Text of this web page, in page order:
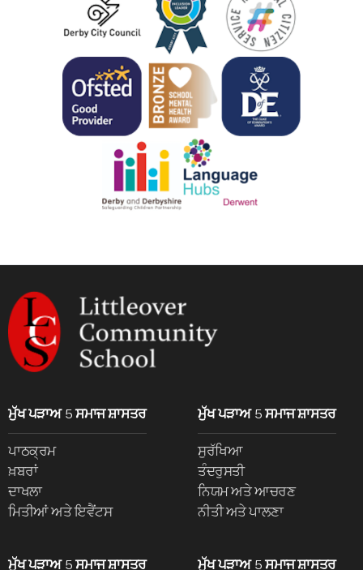
ਮੁੱਖ ਪੜਾਅ 5 ਸਮਾਜ ਸ਼ਾਸਤਰ
ਪਾਠਕ੍ਰਮ
ਖ਼ਬਰਾਂ
ਦਾਖਲਾ
ਮਿਤੀਆਂ ਅਤੇ ਇਵੈਂਟਸ
ਮੁੱਖ ਪੜਾਅ 5 ਸਮਾਜ ਸ਼ਾਸਤਰ
ਸੁਰੱਖਿਆ
ਤੰਦਰੁਸਤੀ
ਨਿਯਮ ਅਤੇ ਆਚਰਣ
ਨੀਤੀ ਅਤੇ ਪਾਲਣਾ
ਮੁੱਖ ਪੜਾਅ 5 ਸਮਾਜ ਸ਼ਾਸਤਰ ਮੁੱਖ ਪੜਾਅ 5 ਸਮਾਜ ਸ਼ਾਸਤਰ